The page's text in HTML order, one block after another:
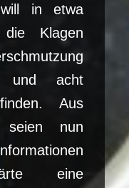
will in etwa
Klagen
und acht
Aus
seien nun
eine